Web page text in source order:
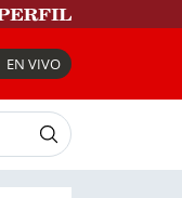
EN VIVO